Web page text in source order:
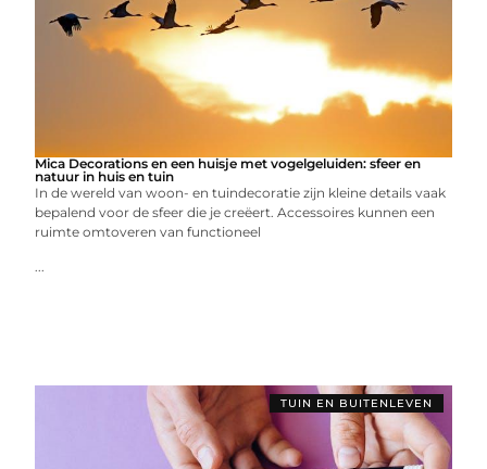
Mica Decorations en een huisje met vogelgeluiden: sfeer en
natuur in huis en tuin
In de wereld van woon- en tuindecoratie zijn kleine details vaak
bepalend voor de sfeer die je creëert. Accessoires kunnen een
ruimte omtoveren van functioneel
...
TUIN EN BUITENLEVEN